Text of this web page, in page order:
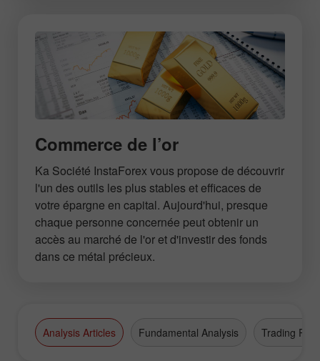
Commerce de l’or
Ka Société InstaForex vous propose de découvrir
l'un des outils les plus stables et efficaces de
votre épargne en capital. Aujourd'hui, presque
chaque personne concernée peut obtenir un
accès au marché de l'or et d'investir des fonds
dans ce métal précieux.
Analysis Articles Fundamental Analysis Trading Plan